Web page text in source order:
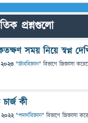
প্রশ্নগুলো
সময় নিয়ে স্বপ্ন
2023 "জীববিজ্ঞান" বিভাগে জিজ্ঞাসা
কী
2022 "পদার্থবিজ্ঞান" বিভাগে জিজ্ঞাসা